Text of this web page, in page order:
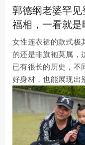
郭德纲老婆罕
福相，一看就是
女性连衣裙的款式极
的还是非旗袍莫属，
已有很长的历史，不
好身材，也能展现出
家的喜欢。 郭德纲大